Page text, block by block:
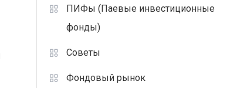
ПИФы (Паевые инвестиционные
фонды)
Советы
Фондовый рынок